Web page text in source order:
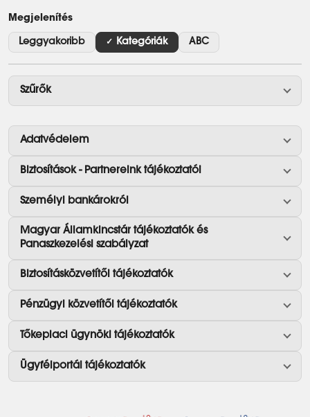
Megjelenítés
Leggyakoribb Kategóriák ABC
Szűrők
Adatvédelem
Biztosítások - Partnereink tájékoztatói
Személyi bankárokról
Magyar Államkincstár tájékoztatók és
Panaszkezelési szabályzat
Biztosításközvetítői tájékoztatók
Pénzügyi közvetítői tájékoztatók
Tőkepiaci ügynöki tájékoztatók
Ügyfélportál tájékoztatók